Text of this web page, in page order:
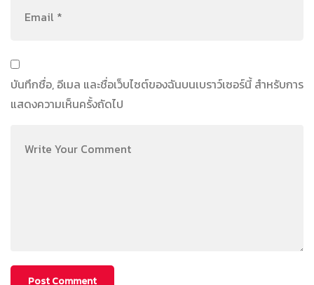
บันทึกชื่อ, อีเมล และชื่อเว็บไซต์ของฉันบนเบราว์เซอร์นี้ สำหรับการ
แสดงความเห็นครั้งถัดไป